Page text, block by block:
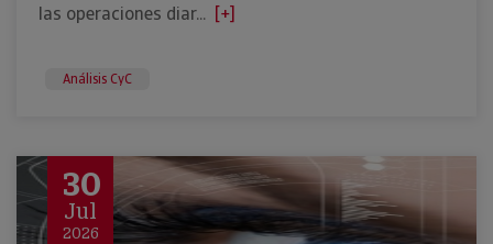
las operaciones diar... [+]
Análisis CyC
30
Jul
2026